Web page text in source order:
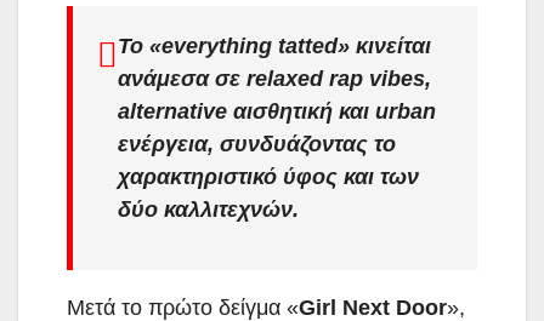
Το «everything tatted» κινείται
ανάμεσα σε relaxed rap vibes,
alternative αισθητική και urban
ενέργεια, συνδυάζοντας το
χαρακτηριστικό ύφος και των
δύο καλλιτεχνών.
Μετά το πρώτο δείγμα «Girl Next Door»,